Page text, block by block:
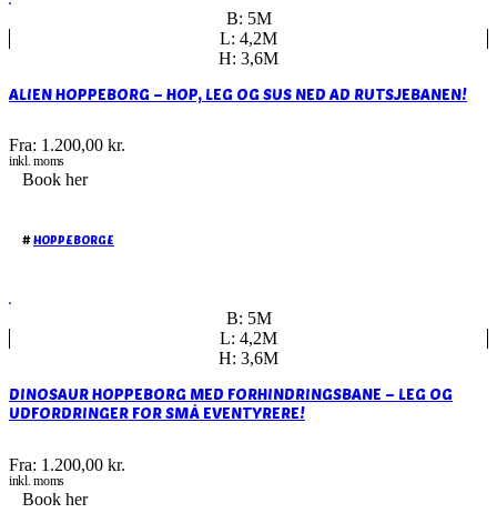
B: 5M
L: 4,2M
H: 3,6M
ALIEN HOPPEBORG – HOP, LEG OG SUS NED AD RUTSJEBANEN!
Fra: 1.200,00 kr.
inkl. moms
Book her
#HOPPEBORGE
B: 5M
L: 4,2M
H: 3,6M
DINOSAUR HOPPEBORG MED FORHINDRINGSBANE – LEG OG
UDFORDRINGER FOR SMÅ EVENTYRERE!
Fra: 1.200,00 kr.
inkl. moms
Book her